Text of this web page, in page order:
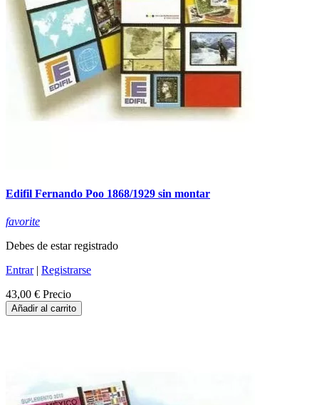
Edifil Fernando Poo 1868/1929 sin montar
favorite
Debes de estar registrado
Entrar| Registrarse
43,00 € Precio
Añadir al carrito